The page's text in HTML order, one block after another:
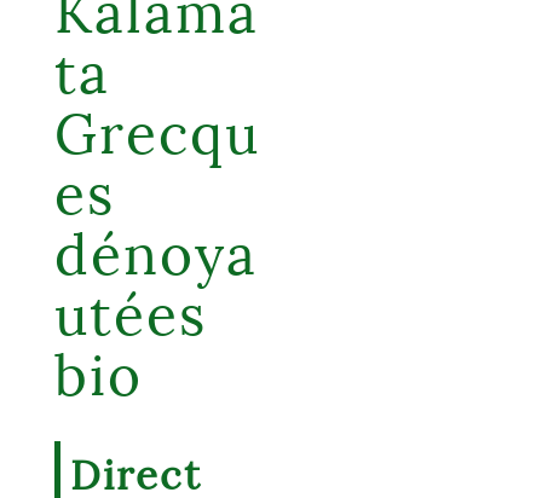
ta
Grecqu
es
dénoya
utées
bio
Direct